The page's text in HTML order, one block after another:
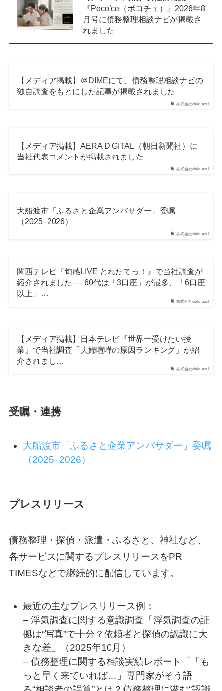
『Poco’ce（ポコチェ）』2026年8
月号に債務整理相談ナビが掲載さ
れました
株式会社cielo azul
【メディア掲載】＠DIMEにて、債務整理相談ナビの
独自調査をもとにした記事が掲載されました
株式会社cielo azul
【メディア掲載】AERA DIGITAL（朝日新聞社）に
当社代表コメントが掲載されました
株式会社cielo azul
大船渡市「ふるさと企業アンバサダー」委嘱
（2025–2026）
株式会社cielo azul
関西テレビ『旬感LIVE とれたてっ！』で当社調査が
紹介されました ― 60代は「3口座」が最多、「6口座
以上」…
株式会社cielo azul
【メディア掲載】日本テレビ『世界一受けたい授
業』で当社調査「夫婦喧嘩の原因ランキング」が紹
介されまし…
受嘱・連携
大船渡市「ふるさと企業アンバサダー」委嘱
（2025–2026）
プレスリリース
債務整理・探偵・派遣・ふるさと、神社など、
各サービスに関するプレスリリースをPR
TIMESなどで継続的に配信しています。
最近の主なプレスリリース例：
– 浮気調査に関する意識調査「浮気調査の証
拠は“写真”で十分？依頼者と探偵の認識に大
きな差」（2025年10月）
– 債務整理に関する相談実績レポート「「も
っと早く来ていれば…」専門家がそう語